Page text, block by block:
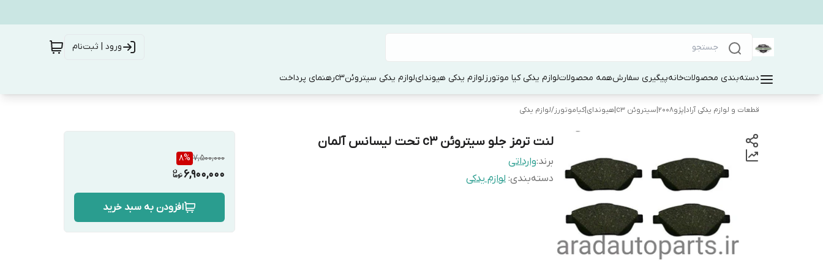
ورود | ثبت‌نام
دسته‌بندی محصولاتخانهپیگیری سفارشهمه محصولاتلوازم یدکی کیا موتورزلوازم یدکی هیوندایلوازم یدکی سیتروئنc3 رهنمای پرداخت
قطعات و لوازم یدکی آراد|پژو۲۰۰۸|سیتروئن c3|هیوندای|کیاموتورز /لوازم یدکی
لنت ترمز جلو سیتروئن c3 تحت لیسانس آلمان
برند:وارداتی
دسته‌بندی: لوازم یدکی
7,500,000
8%
6,900,000
افزودن به سبد خرید